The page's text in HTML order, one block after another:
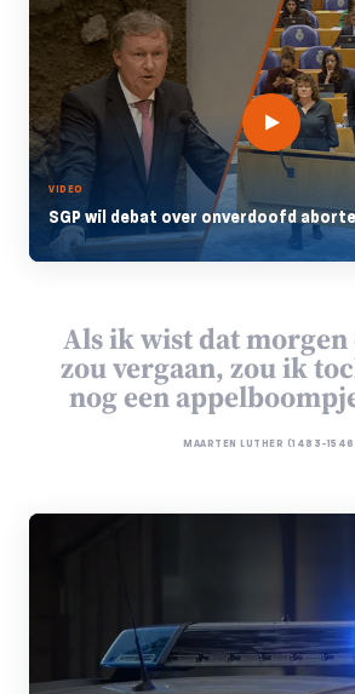
VIDEO
SGP wil debat over onverdoofd
Als ik wist dat
zou vergaan, zou ik
nog een
MAARTEN LUTHER (1483-